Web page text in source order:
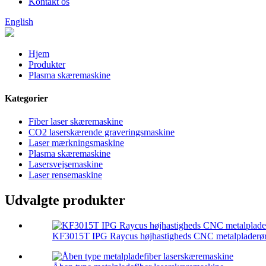
English
Hjem
Produkter
Plasma skæremaskine
Kategorier
Fiber laser skæremaskine
CO2 laserskærende graveringsmaskine
Laser mærkningsmaskine
Plasma skæremaskine
Lasersvejsemaskine
Laser rensemaskine
Udvalgte produkter
KF3015T IPG Raycus højhastigheds CNC